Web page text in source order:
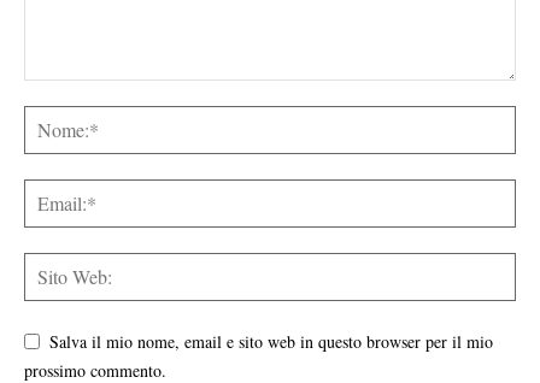
Salva il mio nome, email e sito web in questo browser per il mio
prossimo commento.